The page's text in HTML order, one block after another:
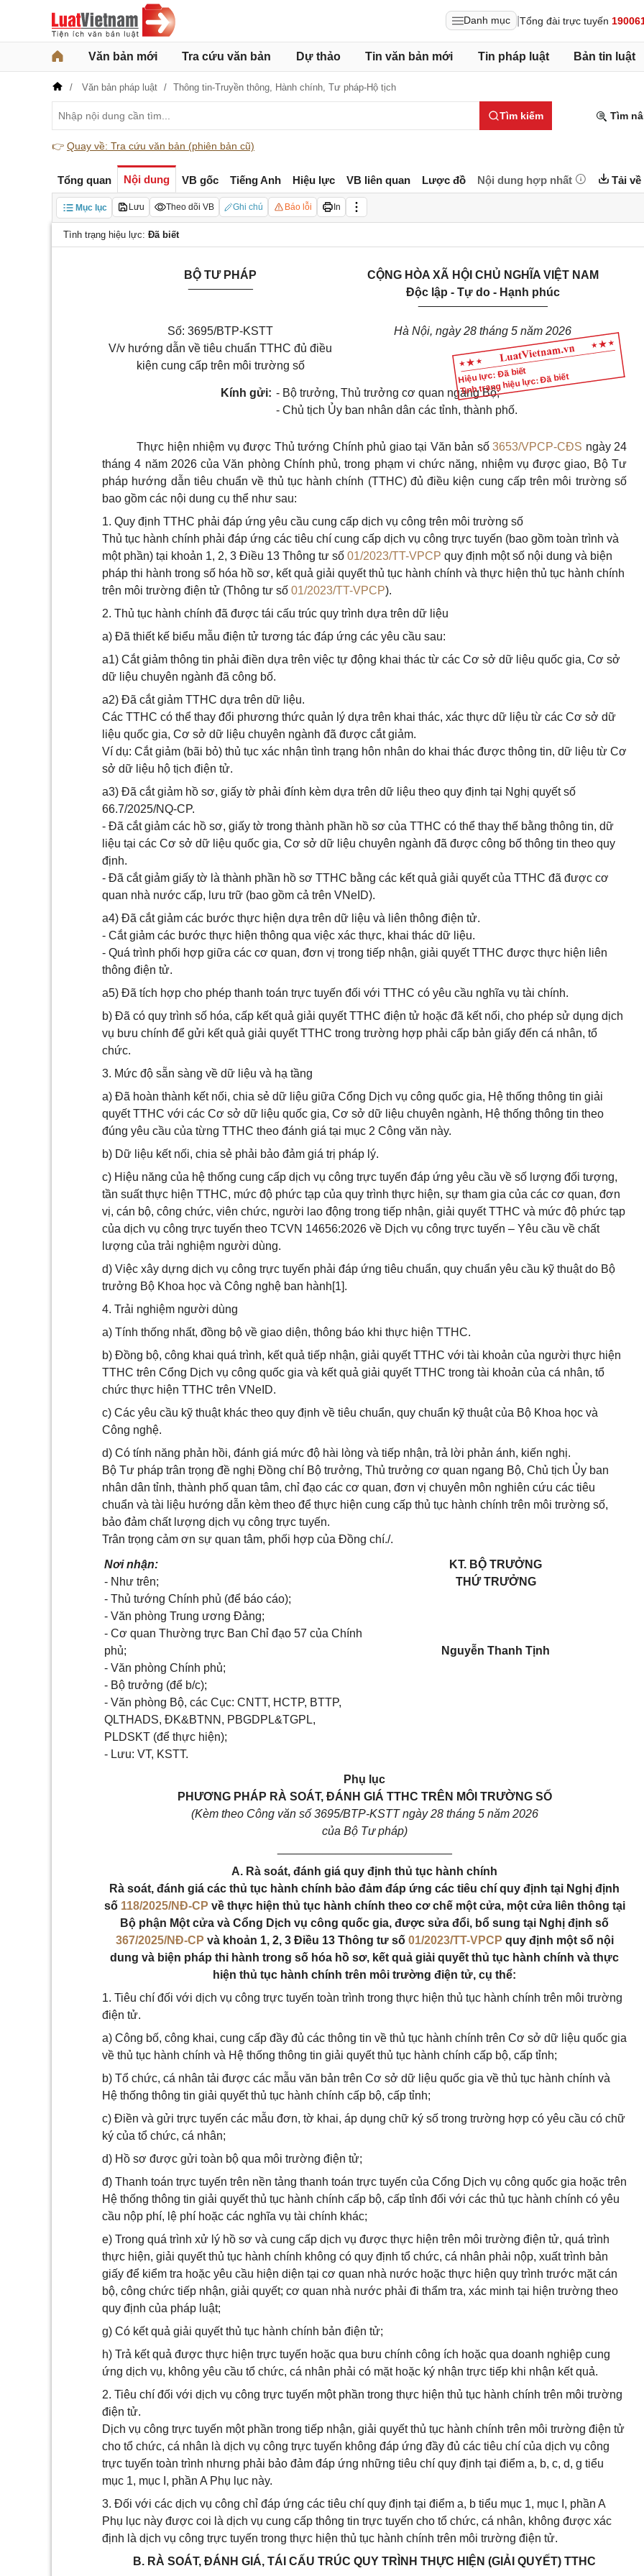
Danh mục Tổng đài trực tuyến
Văn bản mới Tra cứu văn bản Dự thảo Tin văn bản mới Tin pháp luật Bản tin luật
Văn bản pháp luật Thông tin-Truyền thông, Hành chính, Tư pháp-Hộ tịch
Tìm kiếm Tìm
👉 Quay về: Tra cứu văn bản (phiên bản cũ)
Tổng quan Nội dung VB gốc Tiếng Anh Hiệu lực VB liên quan Lược đồ Nội dung hợp nhất Tải về
Mục lục Lưu Theo dõi VB Ghi chú Báo lỗi In
Tình trạng hiệu lực: Đã biết
Hiệu lực: Đã biết
Tình trạng hiệu lực: Đã biết
BỘ TƯ PHÁP
__________
CỘNG HÒA XÃ HỘI CHỦ NGHĨA VIỆT NAM
Độc lập - Tự do - Hạnh phúc
____________________
Số: 3695/BTP-KSTT
V/v hướng dẫn về tiêu chuẩn TTHC đủ điều
kiện cung cấp trên môi trường số
Hà Nội, ngày 28 tháng 5 năm 2026
Kính gửi: - Bộ trưởng, Thủ trưởng cơ quan ngang Bộ;
- Chủ tịch Ủy ban nhân dân các tỉnh, thành phố.
Thực hiện nhiệm vụ được Thủ tướng Chính phủ giao tại Văn bản số 3653/VPCP-CĐS ngày 24
tháng 4 năm 2026 của Văn phòng Chính phủ, trong phạm vi chức năng, nhiệm vụ được giao, Bộ Tư
pháp hướng dẫn tiêu chuẩn về thủ tục hành chính (TTHC) đủ điều kiện cung cấp trên môi trường số
bao gồm các nội dung cụ thể như sau:
1. Quy định TTHC phải đáp ứng yêu cầu cung cấp dịch vụ công trên môi trường số
Thủ tục hành chính phải đáp ứng các tiêu chí cung cấp dịch vụ công trực tuyến (bao gồm toàn trình và
một phần) tại khoản 1, 2, 3 Điều 13 Thông tư số 01/2023/TT-VPCP quy định một số nội dung và biện
pháp thi hành trong số hóa hồ sơ, kết quả giải quyết thủ tục hành chính và thực hiện thủ tục hành chính
trên môi trường điện tử (Thông tư số 01/2023/TT-VPCP).
2. Thủ tục hành chính đã được tái cấu trúc quy trình dựa trên dữ liệu
a) Đã thiết kế biểu mẫu điện tử tương tác đáp ứng các yêu cầu sau:
a1) Cắt giảm thông tin phải điền dựa trên việc tự động khai thác từ các Cơ sở dữ liệu quốc gia, Cơ sở
dữ liệu chuyên ngành đã công bố.
a2) Đã cắt giảm TTHC dựa trên dữ liệu.
Các TTHC có thể thay đổi phương thức quản lý dựa trên khai thác, xác thực dữ liệu từ các Cơ sở dữ
liệu quốc gia, Cơ sở dữ liệu chuyên ngành đã được cắt giảm.
Ví dụ: Cắt giảm (bãi bỏ) thủ tục xác nhận tình trạng hôn nhân do khai thác được thông tin, dữ liệu từ Cơ
sở dữ liệu hộ tịch điện tử.
a3) Đã cắt giảm hồ sơ, giấy tờ phải đính kèm dựa trên dữ liệu theo quy định tại Nghị quyết số
66.7/2025/NQ-CP.
- Đã cắt giảm các hồ sơ, giấy tờ trong thành phần hồ sơ của TTHC có thể thay thế bằng thông tin, dữ
liệu tại các Cơ sở dữ liệu quốc gia, Cơ sở dữ liệu chuyên ngành đã được công bố thông tin theo quy
định.
- Đã cắt giảm giấy tờ là thành phần hồ sơ TTHC bằng các kết quả giải quyết của TTHC đã được cơ
quan nhà nước cấp, lưu trữ (bao gồm cả trên VNeID).
a4) Đã cắt giảm các bước thực hiện dựa trên dữ liệu và liên thông điện tử.
- Cắt giảm các bước thực hiện thông qua việc xác thực, khai thác dữ liệu.
- Quá trình phối hợp giữa các cơ quan, đơn vị trong tiếp nhận, giải quyết TTHC được thực hiện liên
thông điện tử.
a5) Đã tích hợp cho phép thanh toán trực tuyến đối với TTHC có yêu cầu nghĩa vụ tài chính.
b) Đã có quy trình số hóa, cấp kết quả giải quyết TTHC điện tử hoặc đã kết nối, cho phép sử dụng dịch
vụ bưu chính để gửi kết quả giải quyết TTHC trong trường hợp phải cấp bản giấy đến cá nhân, tổ
chức.
3. Mức độ sẵn sàng về dữ liệu và hạ tầng
a) Đã hoàn thành kết nối, chia sẻ dữ liệu giữa Cổng Dịch vụ công quốc gia, Hệ thống thông tin giải
quyết TTHC với các Cơ sở dữ liệu quốc gia, Cơ sở dữ liệu chuyên ngành, Hệ thống thông tin theo
đúng yêu cầu của từng TTHC theo đánh giá tại mục 2 Công văn này.
b) Dữ liệu kết nối, chia sẻ phải bảo đảm giá trị pháp lý.
c) Hiệu năng của hệ thống cung cấp dịch vụ công trực tuyến đáp ứng yêu cầu về số lượng đối tượng,
tần suất thực hiện TTHC, mức độ phức tạp của quy trình thực hiện, sự tham gia của các cơ quan, đơn
vị, cán bộ, công chức, viên chức, người lao động trong tiếp nhận, giải quyết TTHC và mức độ phức tạp
của dịch vụ công trực tuyến theo TCVN 14656:2026 về Dịch vụ công trực tuyến – Yêu cầu về chất
lượng của trải nghiệm người dùng.
d) Việc xây dựng dịch vụ công trực tuyến phải đáp ứng tiêu chuẩn, quy chuẩn yêu cầu kỹ thuật do Bộ
trưởng Bộ Khoa học và Công nghệ ban hành[1].
4. Trải nghiệm người dùng
a) Tính thống nhất, đồng bộ về giao diện, thông báo khi thực hiện TTHC.
b) Đồng bộ, công khai quá trình, kết quả tiếp nhận, giải quyết TTHC với tài khoản của người thực hiện
TTHC trên Cổng Dịch vụ công quốc gia và kết quả giải quyết TTHC trong tài khoản của cá nhân, tổ
chức thực hiện TTHC trên VNeID.
c) Các yêu cầu kỹ thuật khác theo quy định về tiêu chuẩn, quy chuẩn kỹ thuật của Bộ Khoa học và
Công nghệ.
d) Có tính năng phản hồi, đánh giá mức độ hài lòng và tiếp nhận, trả lời phản ánh, kiến nghị.
Bộ Tư pháp trân trọng đề nghị Đồng chí Bộ trưởng, Thủ trưởng cơ quan ngang Bộ, Chủ tịch Ủy ban
nhân dân tỉnh, thành phố quan tâm, chỉ đạo các cơ quan, đơn vị chuyên môn nghiên cứu các tiêu
chuẩn và tài liệu hướng dẫn kèm theo để thực hiện cung cấp thủ tục hành chính trên môi trường số,
bảo đảm chất lượng dịch vụ công trực tuyến.
Trân trọng cảm ơn sự quan tâm, phối hợp của Đồng chí./.
Nơi nhận:
- Như trên;
- Thủ tướng Chính phủ (để báo cáo);
- Văn phòng Trung ương Đảng;
- Cơ quan Thường trực Ban Chỉ đạo 57 của Chính
phủ;
- Văn phòng Chính phủ;
- Bộ trưởng (để b/c);
- Văn phòng Bộ, các Cục: CNTT, HCTP, BTTP,
QLTHADS, ĐK&BTNN, PBGDPL&TGPL,
PLDSKT (để thực hiện);
- Lưu: VT, KSTT.
KT. BỘ TRƯỞNG
THỨ TRƯỞNG
Nguyễn Thanh Tịnh
Phụ lục
PHƯƠNG PHÁP RÀ SOÁT, ĐÁNH GIÁ TTHC TRÊN MÔI TRƯỜNG SỐ
(Kèm theo Công văn số 3695/BTP-KSTT ngày 28 tháng 5 năm 2026
của Bộ Tư pháp)
A. Rà soát, đánh giá quy định thủ tục hành chính
Rà soát, đánh giá các thủ tục hành chính bảo đảm đáp ứng các tiêu chí quy định tại Nghị định
số 118/2025/NĐ-CP về thực hiện thủ tục hành chính theo cơ chế một cửa, một cửa liên thông tại
Bộ phận Một cửa và Cổng Dịch vụ công quốc gia, được sửa đổi, bổ sung tại Nghị định số
367/2025/NĐ-CP và khoản 1, 2, 3 Điều 13 Thông tư số 01/2023/TT-VPCP quy định một số nội
dung và biện pháp thi hành trong số hóa hồ sơ, kết quả giải quyết thủ tục hành chính và thực
hiện thủ tục hành chính trên môi trường điện tử, cụ thể:
1. Tiêu chí đối với dịch vụ công trực tuyến toàn trình trong thực hiện thủ tục hành chính trên môi trường
điện tử.
a) Công bố, công khai, cung cấp đầy đủ các thông tin về thủ tục hành chính trên Cơ sở dữ liệu quốc gia
về thủ tục hành chính và Hệ thống thông tin giải quyết thủ tục hành chính cấp bộ, cấp tỉnh;
b) Tổ chức, cá nhân tải được các mẫu văn bản trên Cơ sở dữ liệu quốc gia về thủ tục hành chính và
Hệ thống thông tin giải quyết thủ tục hành chính cấp bộ, cấp tỉnh;
c) Điền và gửi trực tuyến các mẫu đơn, tờ khai, áp dụng chữ ký số trong trường hợp có yêu cầu có chữ
ký của tổ chức, cá nhân;
d) Hồ sơ được gửi toàn bộ qua môi trường điện tử;
đ) Thanh toán trực tuyến trên nền tảng thanh toán trực tuyến của Cổng Dịch vụ công quốc gia hoặc trên
Hệ thống thông tin giải quyết thủ tục hành chính cấp bộ, cấp tỉnh đối với các thủ tục hành chính có yêu
cầu nộp phí, lệ phí hoặc các nghĩa vụ tài chính khác;
e) Trong quá trình xử lý hồ sơ và cung cấp dịch vụ được thực hiện trên môi trường điện tử, quá trình
thực hiện, giải quyết thủ tục hành chính không có quy định tổ chức, cá nhân phải nộp, xuất trình bản
giấy để kiểm tra hoặc yêu cầu hiện diện tại cơ quan nhà nước hoặc thực hiện quy trình trước mặt cán
bộ, công chức tiếp nhận, giải quyết; cơ quan nhà nước phải đi thẩm tra, xác minh tại hiện trường theo
quy định của pháp luật;
g) Có kết quả giải quyết thủ tục hành chính bản điện tử;
h) Trả kết quả được thực hiện trực tuyến hoặc qua bưu chính công ích hoặc qua doanh nghiệp cung
ứng dịch vụ, không yêu cầu tổ chức, cá nhân phải có mặt hoặc ký nhận trực tiếp khi nhận kết quả.
2. Tiêu chí đối với dịch vụ công trực tuyến một phần trong thực hiện thủ tục hành chính trên môi trường
điện tử.
Dịch vụ công trực tuyến một phần trong tiếp nhận, giải quyết thủ tục hành chính trên môi trường điện tử
cho tổ chức, cá nhân là dịch vụ công trực tuyến không đáp ứng đầy đủ các tiêu chí của dịch vụ công
trực tuyến toàn trình nhưng phải bảo đảm đáp ứng những tiêu chí quy định tại điểm a, b, c, d, g tiểu
mục 1, mục I, phần A Phụ lục này.
3. Đối với các dịch vụ công chỉ đáp ứng các tiêu chí quy định tại điểm a, b tiểu mục 1, mục I, phần A
Phụ lục này được coi là dịch vụ cung cấp thông tin trực tuyến cho tổ chức, cá nhân, không được xác
định là dịch vụ công trực tuyến trong thực hiện thủ tục hành chính trên môi trường điện tử.
B. RÀ SOÁT, ĐÁNH GIÁ, TÁI CẤU TRÚC QUY TRÌNH THỰC HIỆN (GIẢI QUYẾT) TTHC